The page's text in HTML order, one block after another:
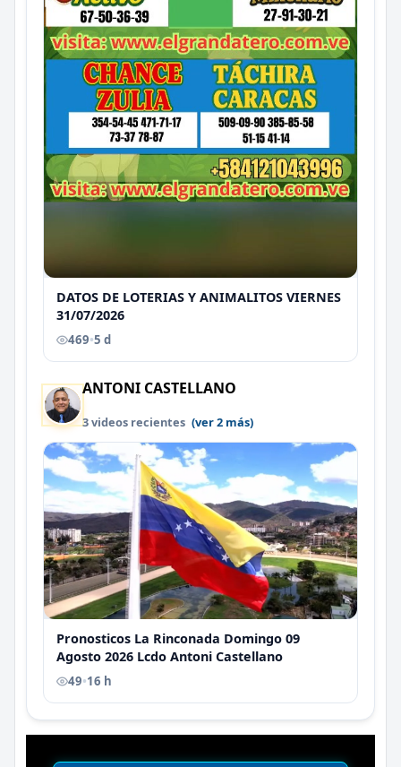
DATOS DE LOTERIAS Y ANIMALITOS VIERNES
31/07/2026
469•5 d
ANTONI CASTELLANO
3 videos recientes (ver 2 más)
Pronosticos La Rinconada Domingo 09
Agosto 2026 Lcdo Antoni Castellano
49•16 h